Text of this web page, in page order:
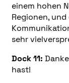
einem hohen
Regionen,
sehr
Dock 11:
hast!